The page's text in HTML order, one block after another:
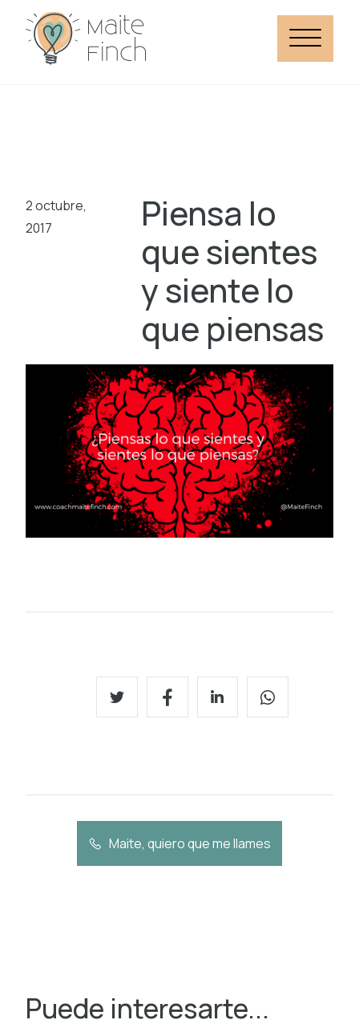
2 octubre,
2017
Piensa lo
que sientes
y siente lo
que piensas
Maite, quiero que me llames
Puede interesarte...